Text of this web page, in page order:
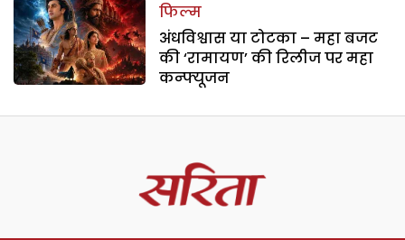
फिल्म
अंधविश्वास या टोटका – महा बजट
की ‘रामायण’ की रिलीज पर महा
कन्फ्यूजन